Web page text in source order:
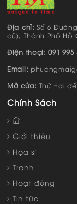
Địa chỉ: Số 6
cũ), Thành Phố Hồ
Điện thoại: 091 995
Email:
Mở cửa: Thứ Hai
Chính Sách
Giới thiệu
Họa sĩ
Tranh
Hoạt động
Tin tức